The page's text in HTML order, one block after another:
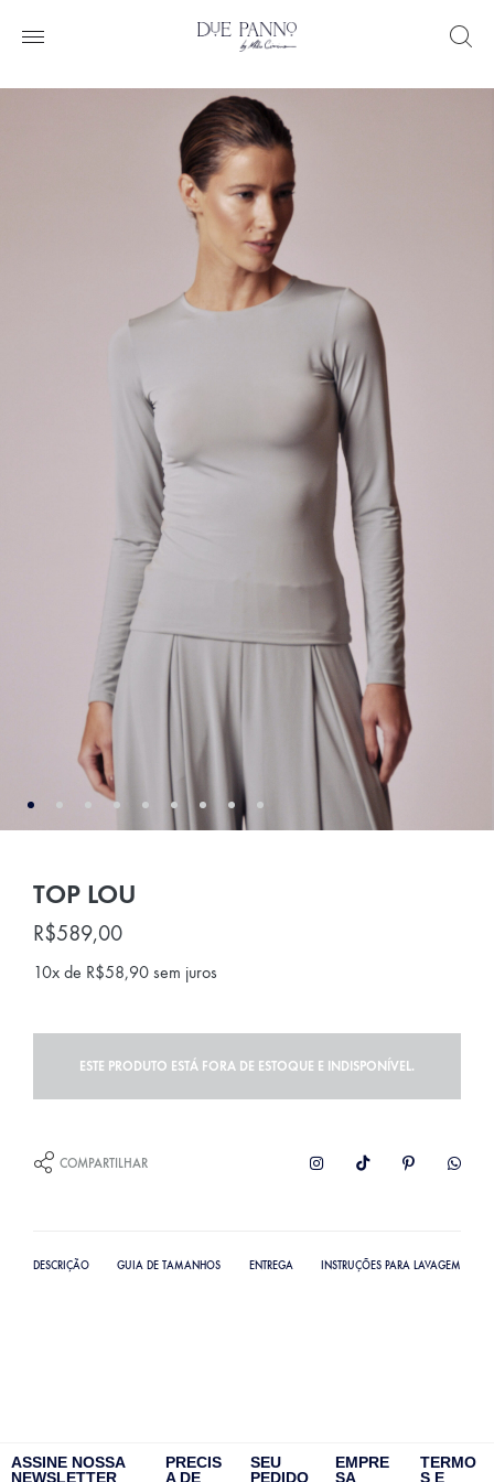
TOP LOU
R$589,00
10x de R$58,90 sem juros
ESTE PRODUTO ESTÁ FORA DE ESTOQUE E INDISPONÍVEL.
COMPARTILHAR
DESCRIÇÃO GUIA DE TAMANHOS ENTREGA INSTRUÇÕES PARA LAVAGEM
ASSINE NOSSA
NEWSLETTER
PRECIS
A DE
SEU
PEDIDO
EMPRE
SA
TERMO
S E